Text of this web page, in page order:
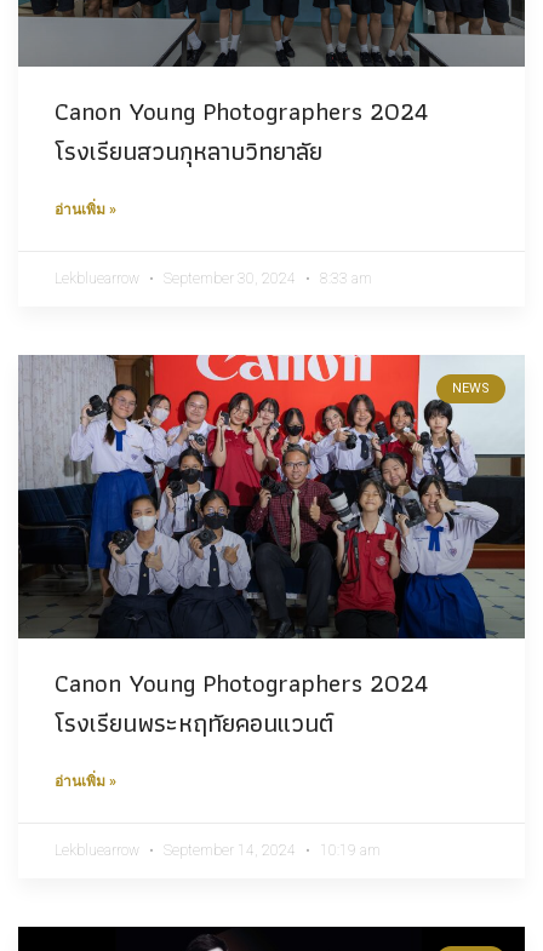
Canon Young Photographers 2024
โรงเรียนสวนกุหลาบวิทยาลัย
อ่านเพิ่ม »
Lekbluearrow September 30, 2024 8:33 am
NEWS
Canon Young Photographers​ 2024
โรงเรียนพระหฤทัยคอนแวนต์
อ่านเพิ่ม »
Lekbluearrow September 14, 2024 10:19 am